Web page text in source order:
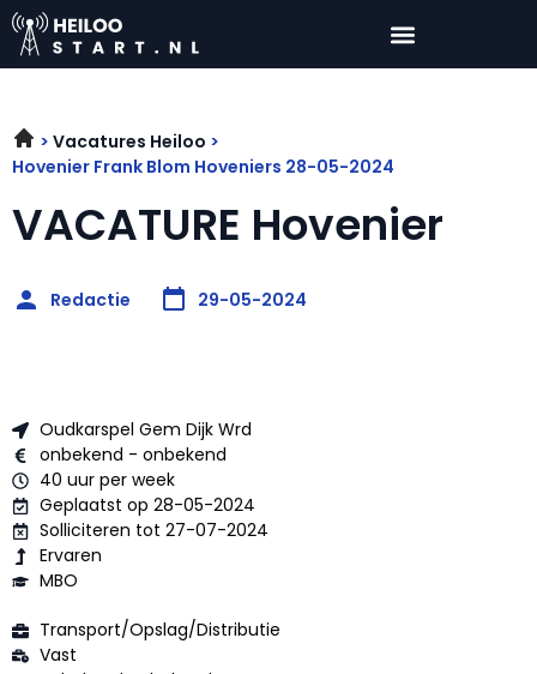
Vacatures Heiloo
Hovenier Frank Blom Hoveniers 28-05-2024
VACATURE Hovenier
Redactie 29-05-2024
Oudkarspel Gem Dijk Wrd
onbekend - onbekend
40 uur per week
Geplaatst op 28-05-2024
Solliciteren tot 27-07-2024
Ervaren
MBO
Transport/Opslag/Distributie
Vast